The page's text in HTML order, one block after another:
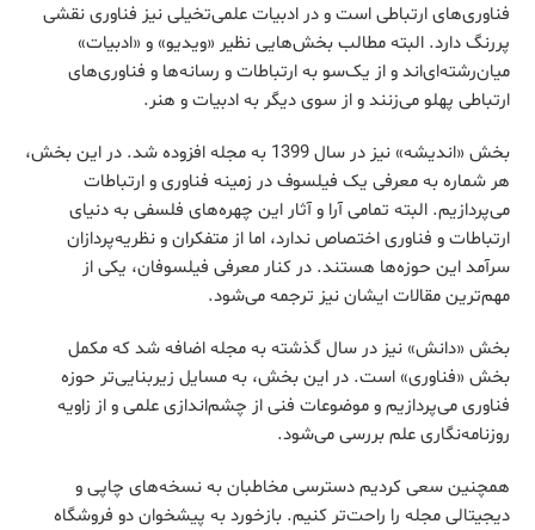
فناوری‌های ارتباطی است و در ادبیات علمی‌تخیلی نیز فناوری نقشی
پررنگ دارد. البته مطالب بخش‌هایی نظیر «ویدیو» و «ادبیات»
میان‌‌رشته‌ای‌اند و از یک‌سو به ارتباطات و رسانه‌ها و فناوری‌های
ارتباطی پهلو می‌زنند و از سوی دیگر به ادبیات و هنر.
بخش «اندیشه» نیز در سال 1399 به مجله افزوده شد. در این بخش،
هر شماره به معرفی یک فیلسوف در زمینه فناوری و ارتباطات
می‌پردازیم. البته تمامی آرا و آثار این چهره‌های فلسفی به دنیای
ارتباطات و فناوری اختصاص ندارد، اما از متفکران و نظریه‌پردازان
سرآمد این حوزه‌ها هستند. در کنار معرفی فیلسوفان، یکی از
مهم‌ترین مقالات ایشان نیز ترجمه می‌شود.
بخش «دانش» نیز در سال گذشته به مجله اضافه شد که مکمل
بخش «فناوری» است. در این بخش، به مسایل زیربنایی‌تر حوزه
فناوری می‌پردازیم و موضوعات فنی از چشم‌اندازی علمی و از زاویه
روزنامه‌نگاری علم بررسی می‌شود.
همچنین سعی کردیم دسترسی مخاطبان به نسخه‌های چاپی و
دیجیتالی مجله را راحت‌تر کنیم. بازخورد به پیشخوان دو فروشگاه